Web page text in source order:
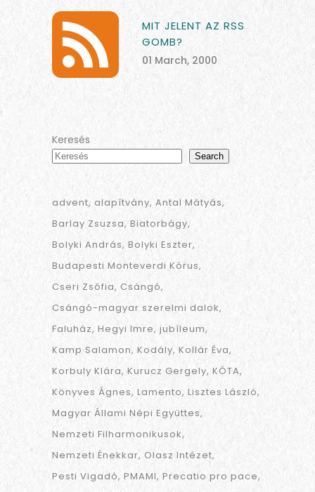
MIT JELENT AZ RSS
GOMB?
01 March, 2000
Keresés
Search
advent alapítvány Antal Mátyás
Barlay Zsuzsa Biatorbágy
Bolyki András Bolyki Eszter
Budapesti Monteverdi Kórus
Cseri Zsófia Csángó
Csángó-magyar szerelmi dalok
Faluház Hegyi Imre jubíleum
Kamp Salamon Kodály Kollár Éva
Korbuly Klára Kurucz Gergely KÓTA
Könyves Ágnes Lamento Lisztes László
Magyar Állami Népi Együttes
Nemzeti Filharmonikusok
Nemzeti Énekkar Olasz Intézet
Pesti Vigadó PMAMI Precatio pro pace